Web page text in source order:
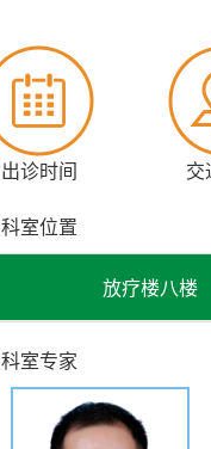
出诊时间 交
科室位置
放疗楼八楼
科室专家